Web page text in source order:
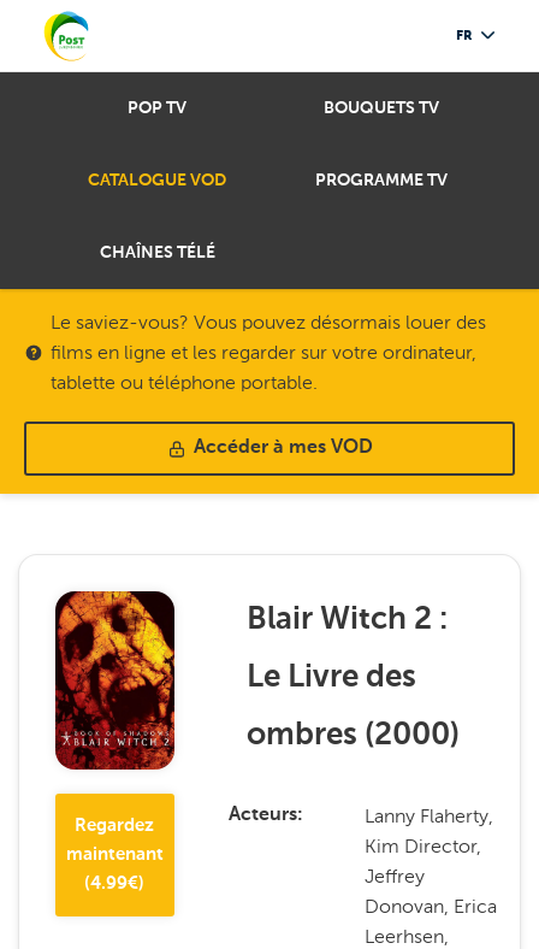
FR
POP TV BOUQUETS TV
CATALOGUE VOD PROGRAMME TV
CHAÎNES TÉLÉ
Le saviez-vous? Vous pouvez désormais louer des
films en ligne et les regarder sur votre ordinateur,
tablette ou téléphone portable.
Accéder à mes VOD
Regardez
maintenant
(4.99€)
Blair Witch 2 :
Le Livre des
ombres (2000)
Acteurs
Lanny Flaherty,
Kim Director,
Jeffrey
Donovan, Erica
Leerhsen,